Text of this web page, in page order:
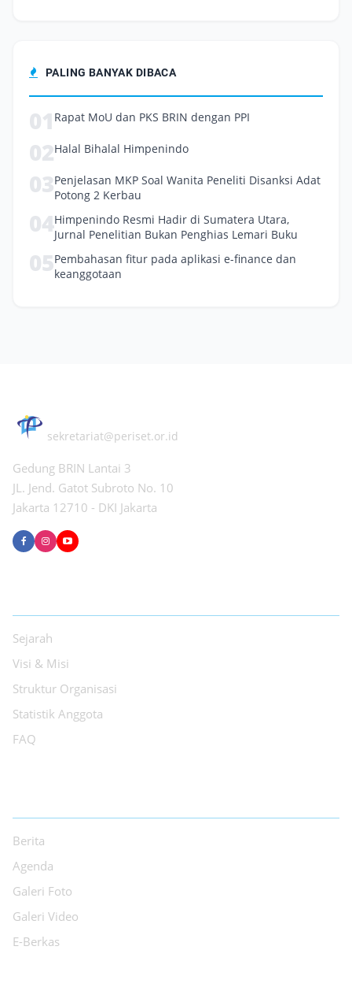
PALING BANYAK DIBACA
01 Rapat MoU dan PKS BRIN dengan PPI
02Halal Bihalal Himpenindo
03Penjelasan MKP Soal Wanita Peneliti Disanksi Adat
Potong 2 Kerbau
04Himpenindo Resmi Hadir di Sumatera Utara,
Jurnal Penelitian Bukan Penghias Lemari Buku
05Pembahasan fitur pada aplikasi e-finance dan
keanggotaan
sekretariat@periset.or.id
Gedung BRIN Lantai 3
JL. Jend. Gatot Subroto No. 10
Jakarta 12710 - DKI Jakarta
Sejarah
Visi & Misi
Struktur Organisasi
Statistik Anggota
FAQ
Berita
Agenda
Galeri Foto
Galeri Video
E-Berkas